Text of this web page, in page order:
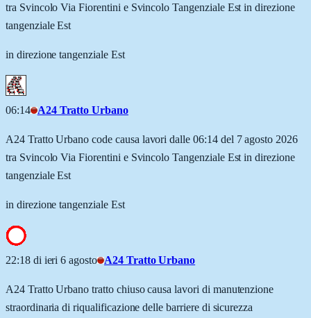
tra Svincolo Via Fiorentini e Svincolo Tangenziale Est in direzione
tangenziale Est
in direzione tangenziale Est
06:14 A24 Tratto Urbano
A24 Tratto Urbano code causa lavori dalle 06:14 del 7 agosto 2026
tra Svincolo Via Fiorentini e Svincolo Tangenziale Est in direzione
tangenziale Est
in direzione tangenziale Est
22:18 di ieri 6 agosto A24 Tratto Urbano
A24 Tratto Urbano tratto chiuso causa lavori di manutenzione
straordinaria di riqualificazione delle barriere di sicurezza